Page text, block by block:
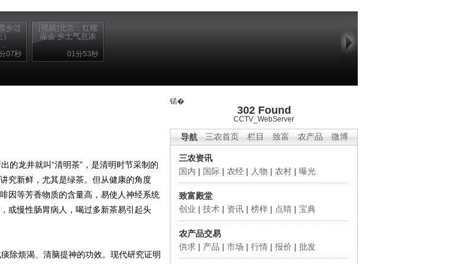
乡过
07秒
[视频]北京：红螺
庙会 乡土气息浓
01分53秒
锘�
302 Found
CCTV_WebServer
三农首页 栏目 致富 农产品 微博
导航
三农资讯
国内 | 国际 | 农经 | 人物 | 农村 | 曝光
致富殿堂
创业 | 技术 | 资讯 | 榜样 | 点睛 | 宝典
农产品交易
供求 | 产品 | 市场 | 行情 | 报价 | 批发
的龙井就叫“清明茶”，是清明时节采制的
究新鲜，尤其是绿茶。但从健康的角度
因等芳香物质的含量高，易使人神经系统
或慢性肠胃病人，喝过多新茶易引起头
除烦渴、清脑提神的功效。现代研究证明